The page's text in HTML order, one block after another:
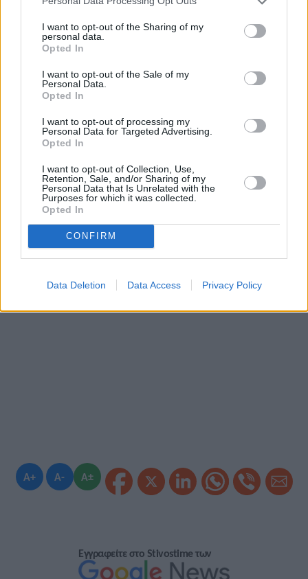
I want to opt-out of the Sharing of my
personal data.
Opted In
I want to opt-out of the Sale of my
Personal Data.
Opted In
I want to opt-out of processing my
Personal Data for Targeted Advertising.
Opted In
I want to opt-out of Collection, Use,
Retention, Sale, and/or Sharing of my
Personal Data that Is Unrelated with the
Purposes for which it was collected.
Opted In
CONFIRM
Data Deletion Data Access Privacy Policy
A+ A- A±
Ολυμπιακό κέντρο της Μόσχας θα πραγματοποιηθεί
εβδομάδα στίβου (8-13 Ιουνίου). Αγώνες μήκους και
Ιουνίου και ύψος 12-13 Ιουνίου. Τέλος, στο Τσεμποκσάρι
θα διοργανωθεί η ρωσική πανεπιστημιάδα 19-21
Ιουλίου.
ΤΑΪΠΕΪ:Στο πρωτάθλημα πανεπιστημίων της Κινεζικής
Ταϊπέι που έγιναν στη Νέα Ταϊπέι ξεχώρισαν. Ο
Τσία- Βέιστα 10.000μ. βάδην με 42.50.23 που είναι
εθνικό ρεκόρ. Στο τριπλούν κέρδισε ο Λι Γιούν- Τσεν
16,35μ. (+0,7).
ΤΖΑΜΑΪΚΑ:Ο θρυλικός
στο eSports-Team στην Ιρλανδία. Η ομάδα έχει το όνομα
Εγγραφείτε στο Stivostime των